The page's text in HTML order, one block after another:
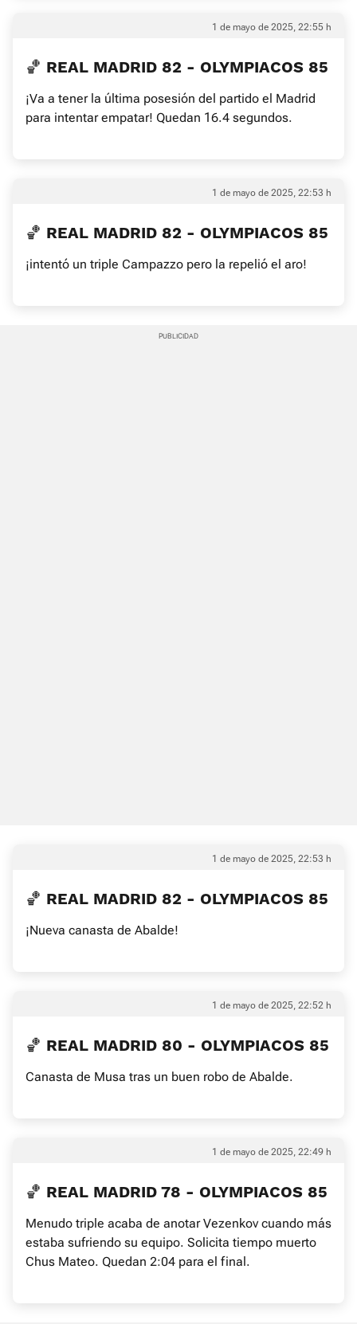
1 de mayo de 2025, 22:55 h
🏀 REAL MADRID 82 - OLYMPIACOS 85
¡Va a tener la última posesión del partido el Madrid
para intentar empatar! Quedan 16.4 segundos.
1 de mayo de 2025, 22:53 h
🏀 REAL MADRID 82 - OLYMPIACOS 85
¡intentó un triple Campazzo pero la repelió el aro!
1 de mayo de 2025, 22:53 h
🏀 REAL MADRID 82 - OLYMPIACOS 85
¡Nueva canasta de Abalde!
1 de mayo de 2025, 22:52 h
🏀 REAL MADRID 80 - OLYMPIACOS 85
Canasta de Musa tras un buen robo de Abalde.
1 de mayo de 2025, 22:49 h
🏀 REAL MADRID 78 - OLYMPIACOS 85
Menudo triple acaba de anotar Vezenkov cuando más
estaba sufriendo su equipo. Solicita tiempo muerto
Chus Mateo. Quedan 2:04 para el final.